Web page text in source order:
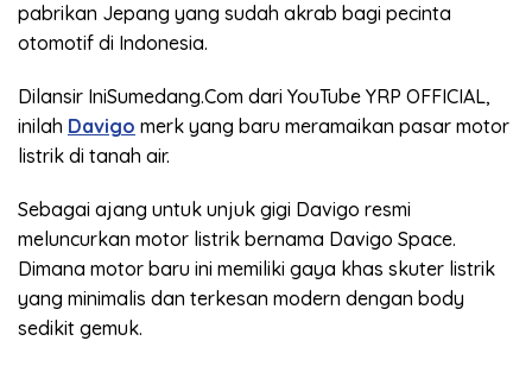
pabrikan Jepang yang sudah akrab bagi pecinta
otomotif di Indonesia.
Dilansir IniSumedang.Com dari YouTube YRP OFFICIAL,
inilah Davigo merk yang baru meramaikan pasar motor
listrik di tanah air.
Sebagai ajang untuk unjuk gigi Davigo resmi
meluncurkan motor listrik bernama Davigo Space.
Dimana motor baru ini memiliki gaya khas skuter listrik
yang minimalis dan terkesan modern dengan body
sedikit gemuk.